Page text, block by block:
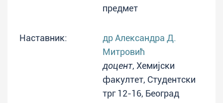
предмет
Наставник:
др Александра Д.
Митровић
доцент, Хемијски
факултет, Студентски
трг 12-16, Београд